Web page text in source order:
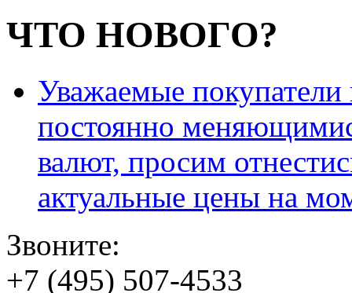
ЧТО НОВОГО?
Уважаемые
постоянно
валют, просим
актуальные цены на
Звоните:
+7 (495) 507-4533